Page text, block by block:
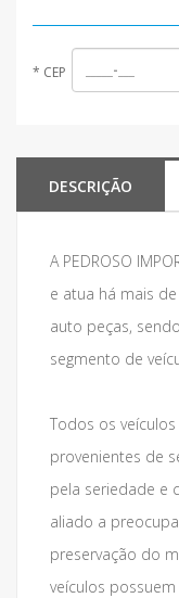
* CEP
DESCRIÇÃO
A PEDROSO
e atua há mais
auto peças,
segmento de
Todos os
provenientes de
pela seriedade e
aliado a
preservação do
veículos